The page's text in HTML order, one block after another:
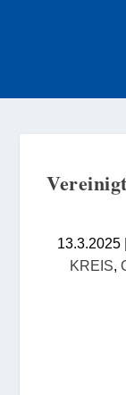
13.3.2025 |
KREIS,